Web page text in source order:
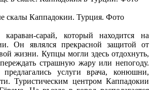
сарай, который находится на
Он являлся прекрасной защитой от
жизни. Купцы могли здесь отдохнуть,
страшную жару или непогоду.
услуги врача, конюшни,
Туристическим центром Каппадокии